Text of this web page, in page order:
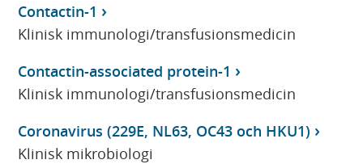
Contactin-1
Klinisk immunologi/transfusionsmedicin
Contactin-associated protein-1
Klinisk immunologi/transfusionsmedicin
Coronavirus (229E, NL63, OC43 och HKU1)
Klinisk mikrobiologi